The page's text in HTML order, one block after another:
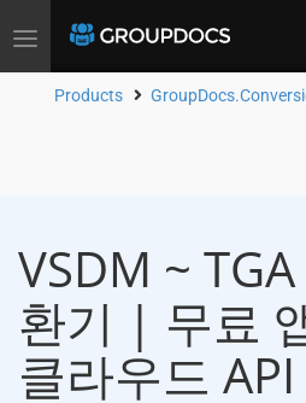
Toggle
Products
VSDM ~
환기 | 무료
클라우드 API